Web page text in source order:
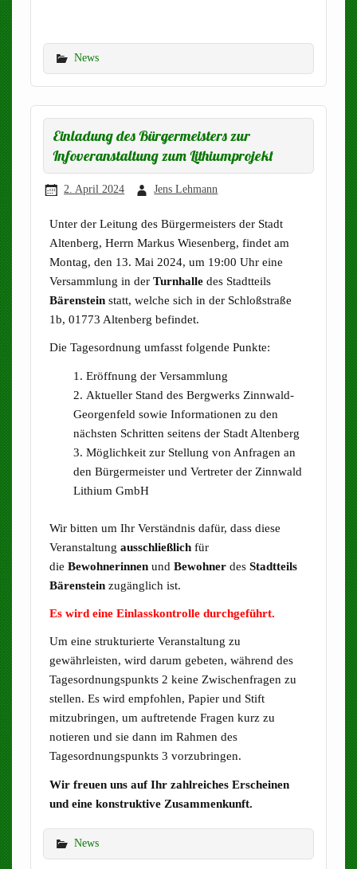
News
Einladung des Bürgermeisters zur
Infoveranstaltung zum Lithiumprojekt
2. April 2024 Jens Lehmann
Unter der Leitung des Bürgermeisters der Stadt
Altenberg, Herrn Markus Wiesenberg, findet am
Montag, den 13. Mai 2024, um 19:00 Uhr eine
Versammlung in der Turnhalledes Stadtteils
Bärensteinstatt, welche sich in der Schloßstraße
1b, 01773 Altenberg befindet.
Die Tagesordnung umfasst folgende Punkte:
Eröffnung der Versammlung
Aktueller Stand des Bergwerks Zinnwald-
Georgenfeld sowie Informationen zu den
nächsten Schritten seitens der Stadt Altenberg
Möglichkeit zur Stellung von Anfragen an
den Bürgermeister und Vertreter der Zinnwald
Lithium GmbH
Wir bitten um Ihr Verständnis dafür, dass diese
Veranstaltung ausschließlichfür
die Bewohnerinnenund Bewohnerdes Stadtteils
Bärensteinzugänglich ist.
Es wird eine Einlasskontrolle durchgeführt.
Um eine strukturierte Veranstaltung zu
gewährleisten, wird darum gebeten, während des
Tagesordnungspunkts 2 keine Zwischenfragen zu
stellen. Es wird empfohlen, Papier und Stift
mitzubringen, um auftretende Fragen kurz zu
notieren und sie dann im Rahmen des
Tagesordnungspunkts 3 vorzubringen.
Wir freuen uns auf Ihr zahlreiches Erscheinen
und eine konstruktive Zusammenkunft.
News